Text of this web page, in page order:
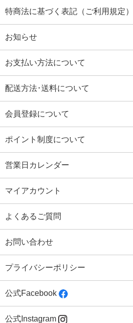
特商法に基づく表記（ご利用規定）
お知らせ
お支払い方法について
配送方法･送料について
会員登録について
ポイント制度について
営業日カレンダー
マイアカウント
よくあるご質問
お問い合わせ
プライバシーポリシー
公式Facebook
公式Instagram